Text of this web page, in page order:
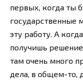
первых, когда ты
государственные
эту работу. А
получишь
там очень много
дела, в общем-то,